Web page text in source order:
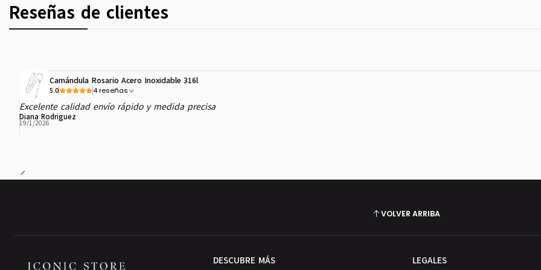
Reseñas de clientes
Camándula Rosario Acero Inoxidable 316l
5.0 4 reseñas
Excelente calidad envío rápido y medida precisa
Diana Rodriguez
19/1/2026
VOLVER ARRIBA
DESCUBRE MÁS LEGALES